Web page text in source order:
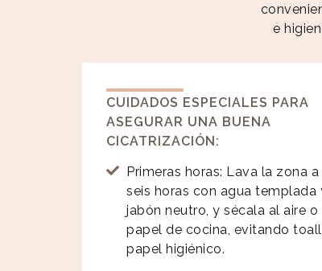
e
CUIDADOS ESPECIALES PARA
ASEGURAR UNA BUENA
CICATRIZACIÓN:
Primeras horas: Lava la zona a
seis horas con agua templada
jabón neutro, y sécala al aire o
papel de cocina, evitando
papel higiénico.